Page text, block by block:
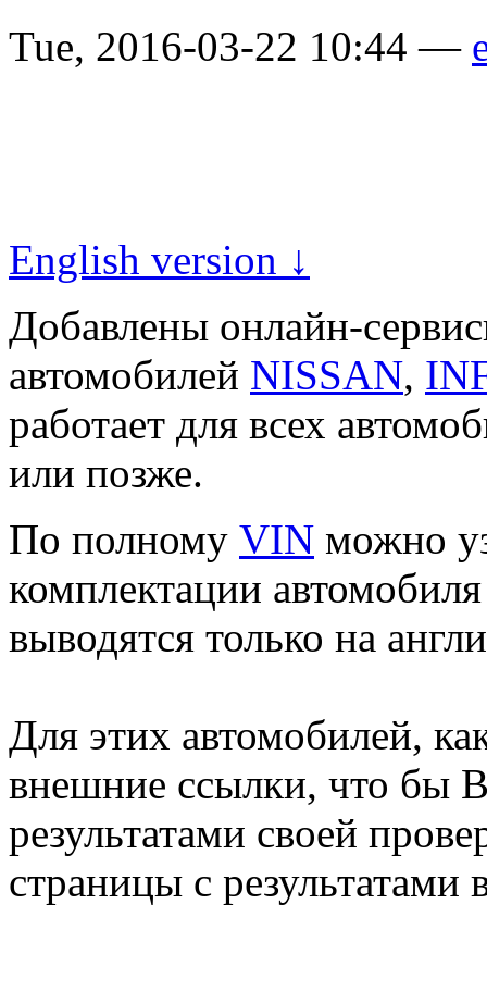
Tue, 2016-03-22 10:44 —
English version ↓
Добавлены онлайн-
автомобилей NISSAN,
работает для всех
или позже.
По полному VIN можно
комплектации
выводятся только на
Для этих автомобилей,
внешние ссылки, что бы
результатами своей
страницы с результатами